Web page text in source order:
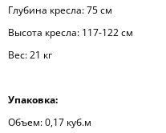
Глубина кресла: 75 см
Высота кресла: 117-122 см
Вес: 21 кг
Упаковка:
Объем: 0,17 куб.м